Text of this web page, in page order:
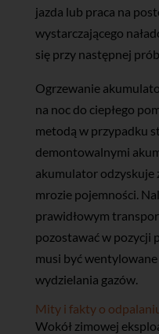
jazda lub praca na
wystarczającego
się przy następnej
Ogrzewanie
na noc do ciepłego
metodą w przypadku
demontowalnymi
akumulator odzyskuje
mrozie pojemności.
prawidłowym
pozostawać w pozycji
musi być
wydzielania gazów.
Mity i fakty o
Wokół zimowej